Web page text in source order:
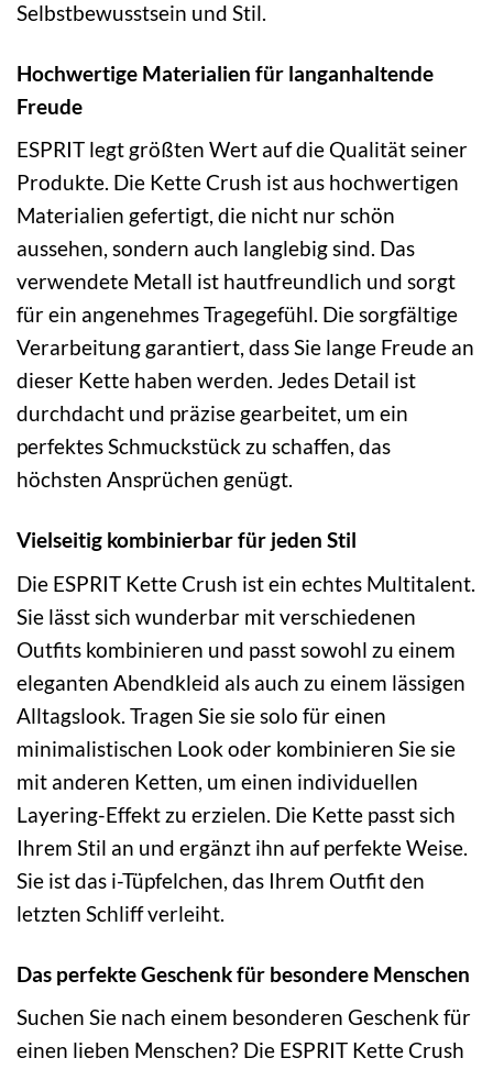
Selbstbewusstsein und Stil.
Hochwertige Materialien für langanhaltende
Freude
ESPRIT legt größten Wert auf die Qualität seiner
Produkte. Die Kette Crush ist aus hochwertigen
Materialien gefertigt, die nicht nur schön
aussehen, sondern auch langlebig sind. Das
verwendete Metall ist hautfreundlich und sorgt
für ein angenehmes Tragegefühl. Die sorgfältige
Verarbeitung garantiert, dass Sie lange Freude an
dieser Kette haben werden. Jedes Detail ist
durchdacht und präzise gearbeitet, um ein
perfektes Schmuckstück zu schaffen, das
höchsten Ansprüchen genügt.
Vielseitig kombinierbar für jeden Stil
Die ESPRIT Kette Crush ist ein echtes Multitalent.
Sie lässt sich wunderbar mit verschiedenen
Outfits kombinieren und passt sowohl zu einem
eleganten Abendkleid als auch zu einem lässigen
Alltagslook. Tragen Sie sie solo für einen
minimalistischen Look oder kombinieren Sie sie
mit anderen Ketten, um einen individuellen
Layering-Effekt zu erzielen. Die Kette passt sich
Ihrem Stil an und ergänzt ihn auf perfekte Weise.
Sie ist das i-Tüpfelchen, das Ihrem Outfit den
letzten Schliff verleiht.
Das perfekte Geschenk für besondere Menschen
Suchen Sie nach einem besonderen Geschenk für
einen lieben Menschen? Die ESPRIT Kette Crush